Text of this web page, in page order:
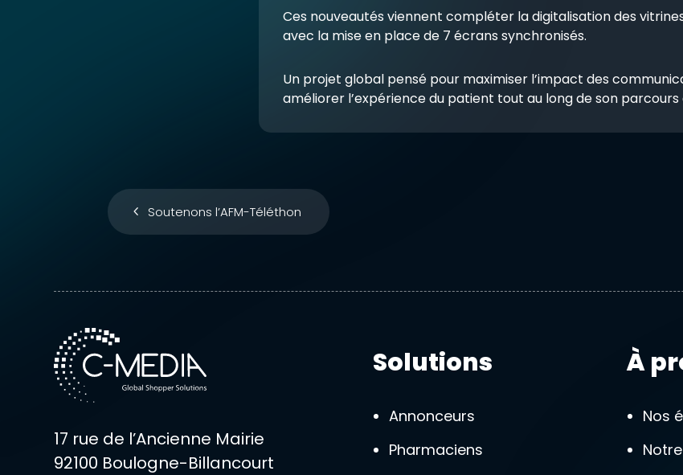
Ces nouveautés viennent compléter la digitalisation des
avec la mise en place de 7 écrans synchronisés.
Un projet global pensé pour maximiser l’impact des
améliorer l’expérience du patient tout au long de son
Soutenons l’AFM-Téléthon
17 rue de l’Ancienne Mairie
92100 Boulogne-Billancourt
Solutions
Annonceurs
Pharmaciens
À
Nos